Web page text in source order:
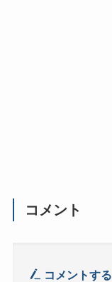
コメント
コメントする